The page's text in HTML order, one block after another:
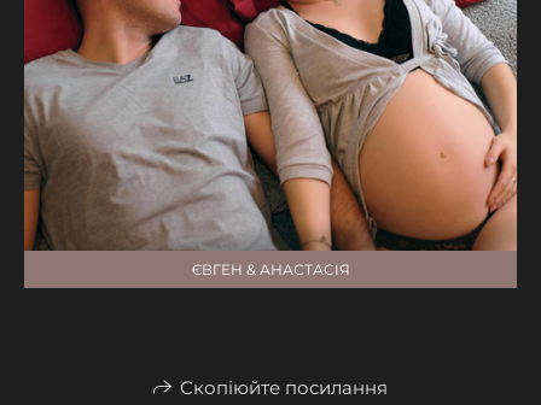
ЄВГЕН & АНАСТАСІЯ
Скопіюйте посилання